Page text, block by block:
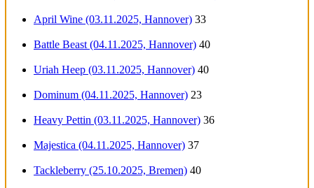
April Wine (03.11.2025, Hannover) 33
Battle Beast (04.11.2025, Hannover) 40
Uriah Heep (03.11.2025, Hannover) 40
Dominum (04.11.2025, Hannover) 23
Heavy Pettin (03.11.2025, Hannover) 36
Majestica (04.11.2025, Hannover) 37
Tackleberry (25.10.2025, Bremen) 40